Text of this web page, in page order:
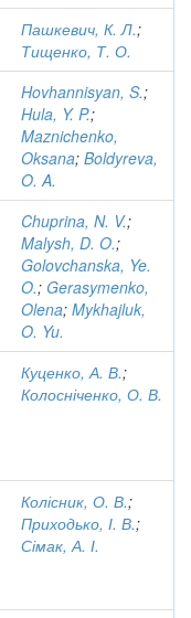
Пашкевич, К. Л.;
Тищенко, Т. О.
Hovhannisyan, S.;
Hula, Y. P.;
Maznichenko,
Oksana; Boldyreva,
O. A.
Chuprina, N. V.;
Malysh, D. O.;
Golovchanska, Ye.
O.; Gerasymenko,
Olena; Mykhajluk,
O. Yu.
Куценко, А. В.;
Колосніченко, О. В.
Колісник, О. В.;
Приходько, І. В.;
Сімак, А. І.